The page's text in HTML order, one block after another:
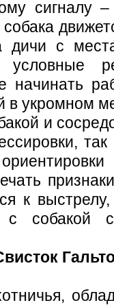
сигналу
дичи с
условные
начинать
в укромном
и
к
с собакой